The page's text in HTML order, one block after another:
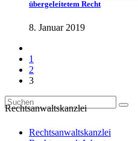
übergeleitetem Recht
8. Januar 2019
1
2
3
Rechtsanwaltskanzlei
Rechtsanwaltskanzlei